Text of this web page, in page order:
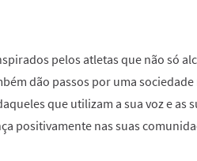
pelos atletas que não só
dão passos por uma
que utilizam a sua voz e as
positivamente nas suas